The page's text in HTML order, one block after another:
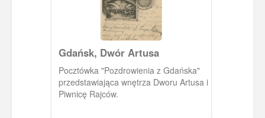
Gdańsk, Dwór Artusa
Pocztówka "Pozdrowienia z Gdańska"
przedstawiająca wnętrza Dworu Artusa i
Piwnicę Rajców.